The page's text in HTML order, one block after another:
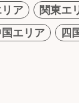
ア 関東エ
国エリア 四